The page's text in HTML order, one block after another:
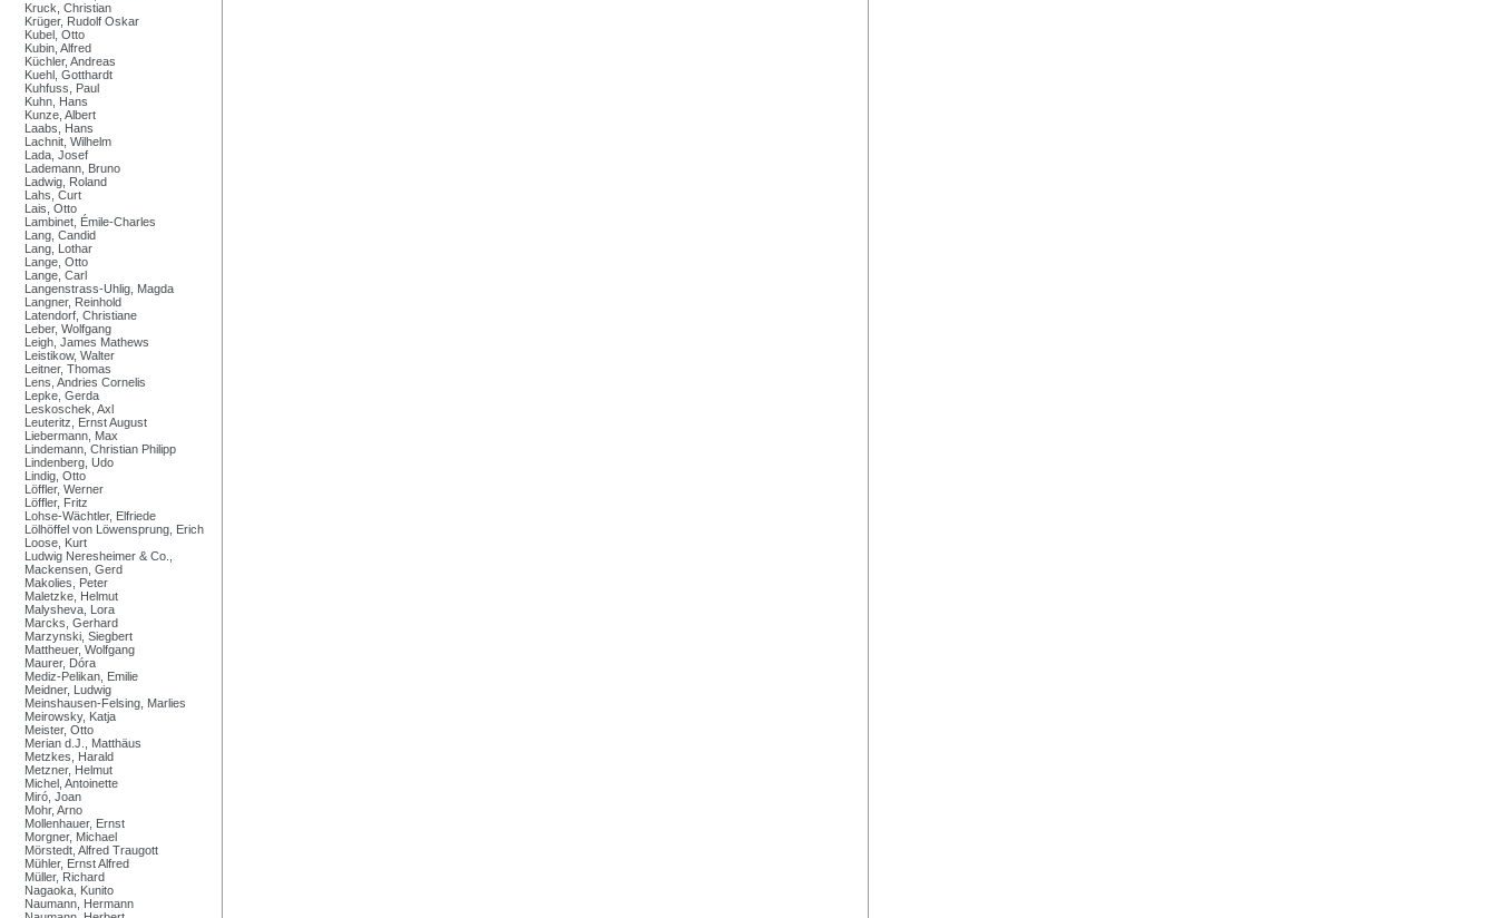
Kruck, Christian
Krüger, Rudolf Oskar
Kubel, Otto
Kubin, Alfred
Küchler, Andreas
Kuehl, Gotthardt
Kuhfuss, Paul
Kuhn, Hans
Kunze, Albert
Laabs, Hans
Lachnit, Wilhelm
Lada, Josef
Lademann, Bruno
Ladwig, Roland
Lahs, Curt
Lais, Otto
Lambinet, Émile-Charles
Lang, Candid
Lang, Lothar
Lange, Otto
Lange, Carl
Langenstrass-Uhlig, Magda
Langner, Reinhold
Latendorf, Christiane
Leber, Wolfgang
Leigh, James Mathews
Leistikow, Walter
Leitner, Thomas
Lens, Andries Cornelis
Lepke, Gerda
Leskoschek, Axl
Leuteritz, Ernst August
Liebermann, Max
Lindemann, Christian Philipp
Lindenberg, Udo
Lindig, Otto
Löffler, Werner
Löffler, Fritz
Lohse-Wächtler, Elfriede
Lölhöffel von Löwensprung, Erich
Loose, Kurt
Ludwig Neresheimer & Co.,
Mackensen, Gerd
Makolies, Peter
Maletzke, Helmut
Malysheva, Lora
Marcks, Gerhard
Marzynski, Siegbert
Mattheuer, Wolfgang
Maurer, Dóra
Mediz-Pelikan, Emilie
Meidner, Ludwig
Meinshausen-Felsing, Marlies
Meirowsky, Katja
Meister, Otto
Merian d.J., Matthäus
Metzkes, Harald
Metzner, Helmut
Michel, Antoinette
Miró, Joan
Mohr, Arno
Mollenhauer, Ernst
Morgner, Michael
Mörstedt, Alfred Traugott
Mühler, Ernst Alfred
Müller, Richard
Nagaoka, Kunito
Naumann, Hermann